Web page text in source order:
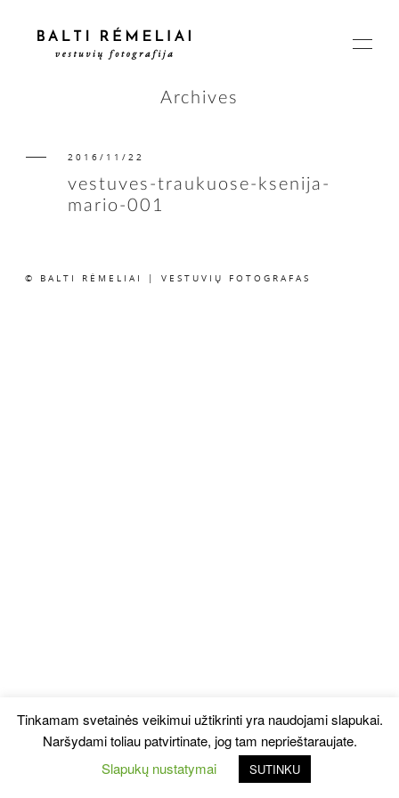
PAGRINDINIS
ISTORIJOS
Archives
2016/11/22
vestuves-traukuose-ksenija-
mario-001
© BALTI RĖMELIAI | VESTUVIŲ FOTOGRAFAS
Tinkamam svetainės veikimui užtikrinti yra naudojami slapukai.
Naršydami toliau patvirtinate, jog tam neprieštaraujate.
Slapukų nustatymai
SUTINKU